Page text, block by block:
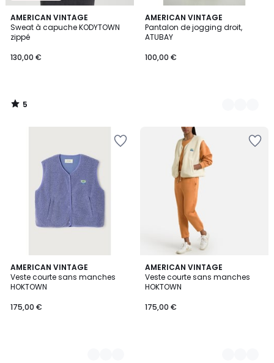
AMERICAN VINTAGE
Sweat à capuche KODYTOWN
zippé
130,00 €
5
/
5
5
/
AMERICAN VINTAGE
Pantalon de jogging droit,
ATUBAY
100,00 €
2
Couleurs
AMERICAN VINTAGE
Veste courte sans manches
HOKTOWN
175,00 €
2
Couleurs
AMERICAN VINTAGE
Veste courte sans manches
HOKTOWN
175,00 €
6
Couleurs